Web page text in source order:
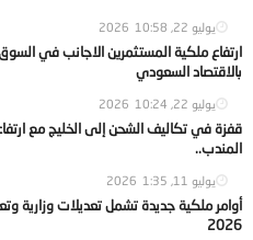
يوليو 22, 2026 10:58
ارتفاع ملكية المستثمرين الاجانب في
بالاقتصاد السعودي
يوليو 22, 2026 10:24
قفزة في تكاليف الشحن إلى الخليج مع
المندب..
يوليو 11, 2026 1:35
أوامر ملكية جديدة تشمل تعديلات وزارية
2026